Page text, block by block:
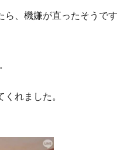
ら、機嫌が直ったそうです
れました。